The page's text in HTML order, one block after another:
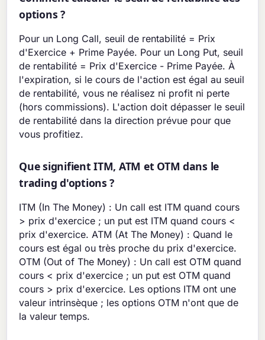
options ?
Pour un Long Call, seuil de rentabilité = Prix
d'Exercice + Prime Payée. Pour un Long Put, seuil
de rentabilité = Prix d'Exercice - Prime Payée. À
l'expiration, si le cours de l'action est égal au seuil
de rentabilité, vous ne réalisez ni profit ni perte
(hors commissions). L'action doit dépasser le seuil
de rentabilité dans la direction prévue pour que
vous profitiez.
Que signifient ITM, ATM et OTM dans le
trading d'options ?
ITM (In The Money) : Un call est ITM quand cours
> prix d'exercice ; un put est ITM quand cours <
prix d'exercice. ATM (At The Money) : Quand le
cours est égal ou très proche du prix d'exercice.
OTM (Out of The Money) : Un call est OTM quand
cours < prix d'exercice ; un put est OTM quand
cours > prix d'exercice. Les options ITM ont une
valeur intrinsèque ; les options OTM n'ont que de
la valeur temps.